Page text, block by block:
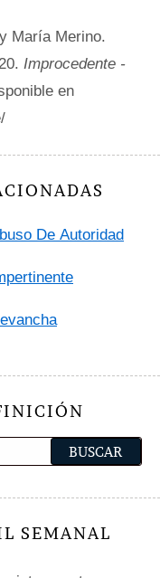
y María Merino.
Improcedente -
en
De Autoridad
SEMANAL